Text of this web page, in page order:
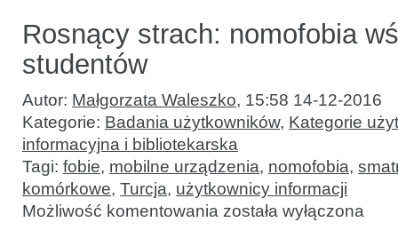
Rosnący strach: nomofobia
studentów
Autor: Małgorzata Waleszko, 15:58 14-12-2016
Kategorie: Badania użytkowników, Kategorie
informacyjna i bibliotekarska
Tagi: fobie, mobilne urządzenia, nomofobia,
komórkowe, Turcja, użytkownicy informacji
Możliwość komentowania Rosnący
strach:
została wyłączona